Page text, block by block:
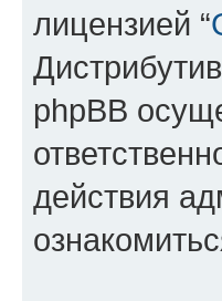
лицензией “
phpBB
действия